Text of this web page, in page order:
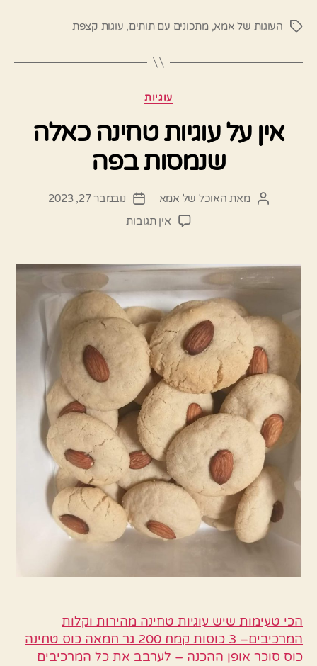
תגיותהעוגות של אמא,מתכונים עם תותים, עוגות קצפת
קטגוריותעוגיות
אין על עוגיות טחינה כאלה
שנמסות בפה
המחבר
מאת האוכל של אמא
תאריךנובמבר 27, 2023
אין תגובותעל
עוגיות
טחינה
כאלה
שנמסות
בפה
הכי טעימות שיש עוגיות טחינה מהירות וקלות
המרכיבים– 3 כוסות קמח 200 גר חמאה כוס טחינה
כוס סוכר אופן ההכנה – לערבב את כל המרכיבים